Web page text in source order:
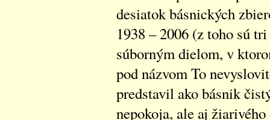
desiatok básnických
1938 – 2006 (z toho sú
súborným dielom, v
pod názvom To
predstavil ako básnik
nepokoja, ale aj